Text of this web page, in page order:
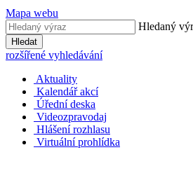
Mapa webu
Hledaný
Hledat
rozšířené vyhledávání
Aktuality
Kalendář akcí
Úřední deska
Videozpravodaj
Hlášení rozhlasu
Virtuální prohlídka